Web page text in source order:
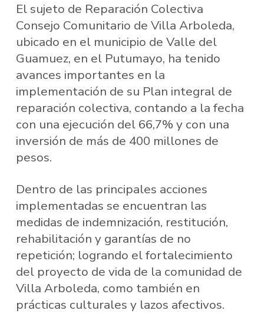
El sujeto de Reparación Colectiva
Consejo Comunitario de Villa Arboleda,
ubicado en el municipio de Valle del
Guamuez, en el Putumayo, ha tenido
avances importantes en la
implementación de su Plan integral de
reparación colectiva, contando a la fecha
con una ejecución del 66,7% y con una
inversión de más de 400 millones de
pesos.
Dentro de las principales acciones
implementadas se encuentran las
medidas de indemnización, restitución,
rehabilitación y garantías de no
repetición; logrando el fortalecimiento
del proyecto de vida de la comunidad de
Villa Arboleda, como también en
prácticas culturales y lazos afectivos.